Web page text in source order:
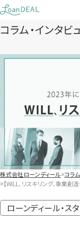
Skip
to
content
コラム・インタビ
株式会社ローンディール コラ
【WILL、リスキリング、事業
ローンディール・ス